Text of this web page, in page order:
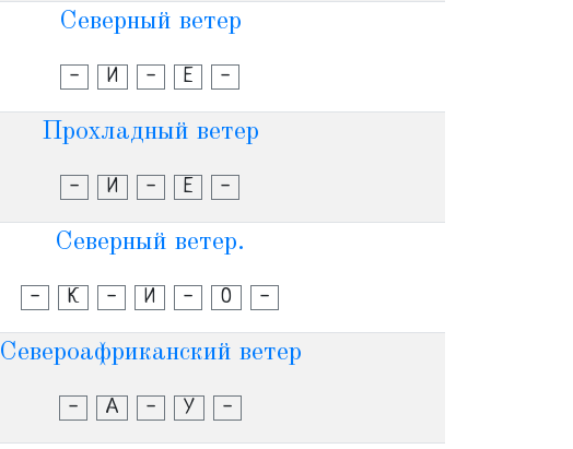
Северный ветер
- И - Е -
Прохладный ветер
- И - Е -
Северный ветер.
- К - И - О -
Североафриканский ветер
- А - У -